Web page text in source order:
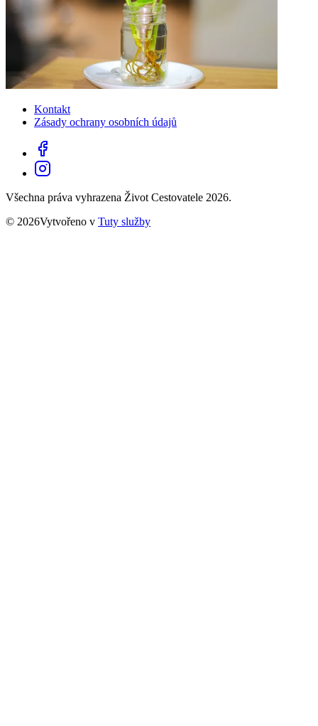
Kontakt
Zásady ochrany osobních údajů
Všechna práva vyhrazena Život Cestovatele 2026.
© 2026Vytvořeno v Tuty služby